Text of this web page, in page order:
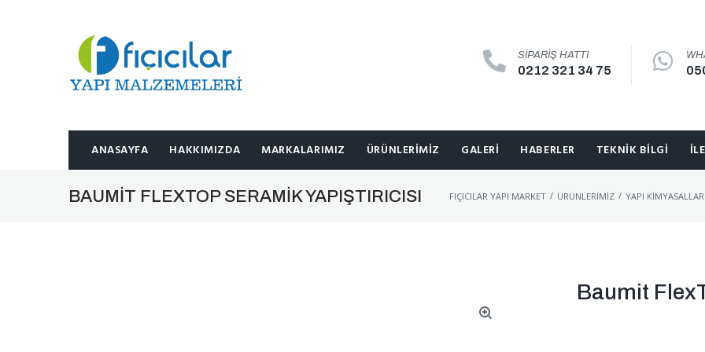
SIPARIŞ HATTI
0212 321 34 75
ANASAYFA HAKKIMIZDA MARKALARIMIZ ÜRÜNLERIMIZ GALERI HABERLER TEKNIK BILGI
BAUMIT FLEXTOP SERAMIK YAPIŞTIRICISI FIÇICILAR YAPI MARKET / ÜRÜNLERIMIZ / YAPI
Baumit